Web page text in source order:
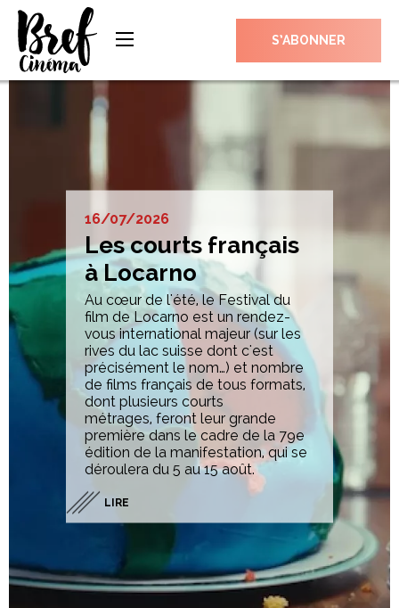
S’ABONNER
16/07/2026
Les courts français
à Locarno
Au cœur de l'été, le Festival du
film de Locarno est un rendez-
vous international majeur (sur les
rives du lac suisse dont c'est
précisément le nom…) et nombre
de films français de tous formats,
dont plusieurs courts
métrages, feront leur grande
première dans le cadre de la 79e
édition de la manifestation, qui se
déroulera du 5 au 15 août.
LIRE